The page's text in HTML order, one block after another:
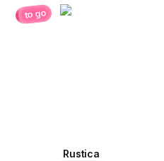
to go
Rustica